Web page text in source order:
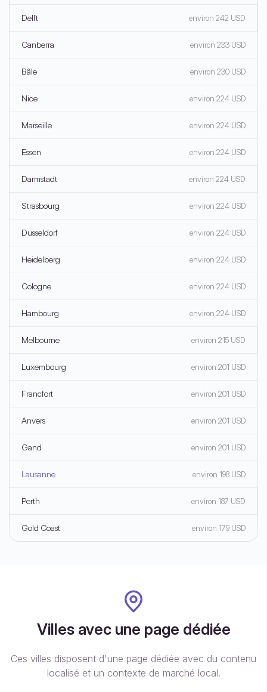
Delft environ 242 USD
Canberra environ 233 USD
Bâle environ 230 USD
Nice environ 224 USD
Marseille environ 224 USD
Essen environ 224 USD
Darmstadt environ 224 USD
Strasbourg environ 224 USD
Düsseldorf environ 224 USD
Heidelberg environ 224 USD
Cologne environ 224 USD
Hambourg environ 224 USD
Melbourne environ 215 USD
Luxembourg environ 201 USD
Francfort environ 201 USD
Anvers environ 201 USD
Gand environ 201 USD
Lausanne environ 198 USD
Perth environ 187 USD
Gold Coast environ 179 USD
Villes avec une page dédiée
Ces villes disposent d'une page dédiée avec du contenu
localisé et un contexte de marché local.